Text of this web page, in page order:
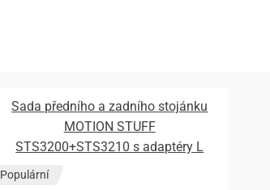
Sada předního a zadního stojánku
MOTION STUFF
STS3200+STS3210 s adaptéry L
Populární